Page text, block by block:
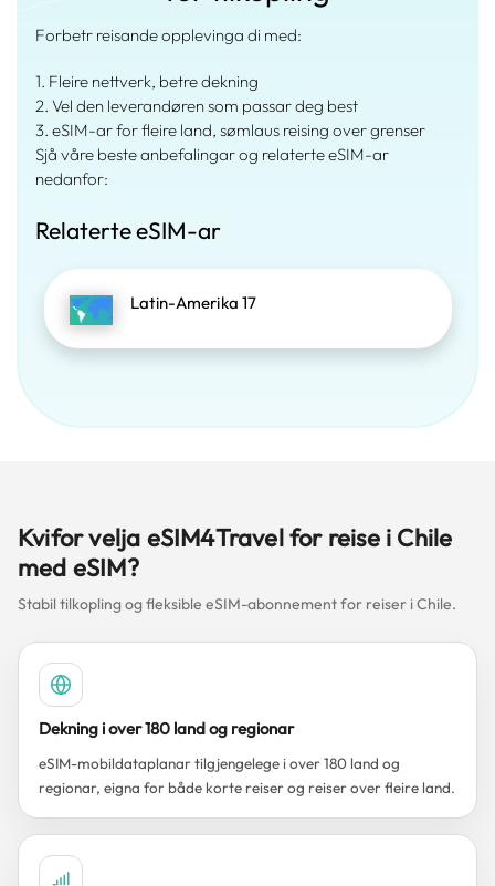
Forbetr reisande opplevinga di med:
1. Fleire nettverk, betre dekning
2. Vel den leverandøren som passar deg best
3. eSIM-ar for fleire land, sømlaus reising over grenser
Sjå våre beste anbefalingar og relaterte eSIM-ar
nedanfor:
Relaterte eSIM-ar
Latin-Amerika 17
Kvifor velja eSIM4Travel for reise i Chile
med eSIM?
Stabil tilkopling og fleksible eSIM-abonnement for reiser i Chile.
Dekning i over 180 land og regionar
eSIM-mobildataplanar tilgjengelege i over 180 land og
regionar, eigna for både korte reiser og reiser over fleire land.